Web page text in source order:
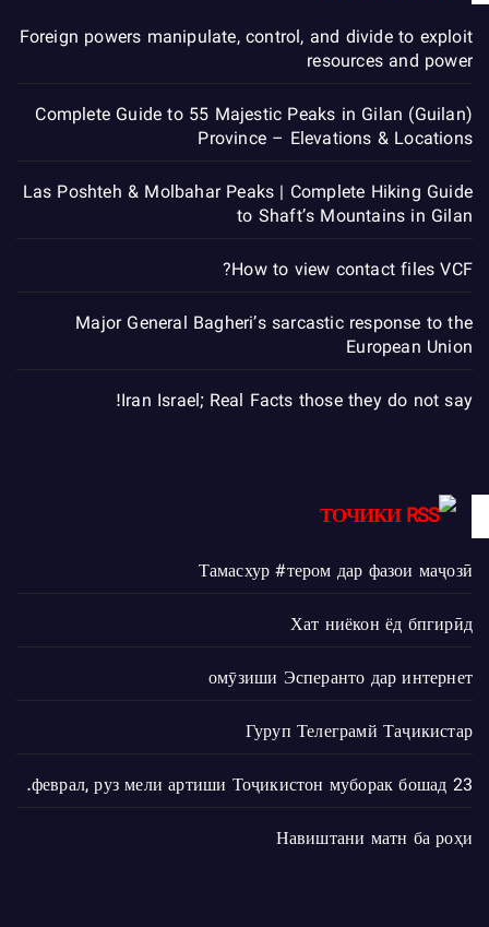
Foreign powers manipulate, control, and divide to exploit
resources and power
Complete Guide to 55 Majestic Peaks in Gilan (Guilan)
Province – Elevations & Locations
Las Poshteh & Molbahar Peaks | Complete Hiking Guide
to Shaft’s Mountains in Gilan
How to view contact files VCF?
Major General Bagheri’s sarcastic response to the
European Union
Iran Israel; Real Facts those they do not say!
ТОЧИКИ
Тамасхур #тером дар фазои маҷозӣ
Хат ниёкон ёд бпгирӣд
омӯзиши Эсперанто дар интернет
Гуруп Телеграмй Таҷикистар
23 феврал, руз мели артиши Тоҷикистон муборак бошад.
Навиштани матн ба роҳи